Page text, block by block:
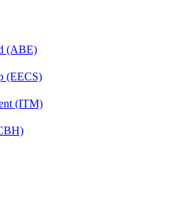
(ABE)
(EECS)
(ITM)